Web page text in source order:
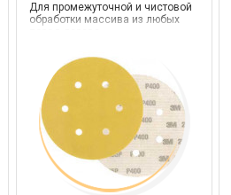
Для промежуточной и чистовой
обработки массива из любых